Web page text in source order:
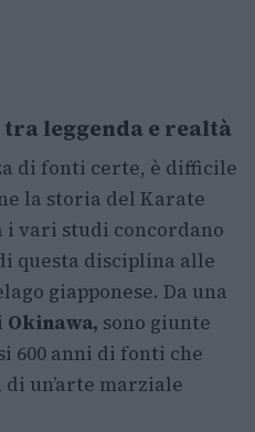
leggenda e realtà
di fonti certe, è difficile
la storia del Karate
i vari studi concordano
questa disciplina alle
giapponese. Da una
Okinawa, sono giunte
600 anni di fonti che
un’arte marziale